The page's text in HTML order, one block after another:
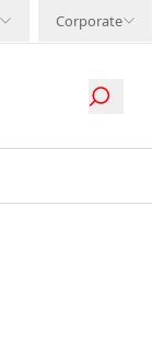
Corporate